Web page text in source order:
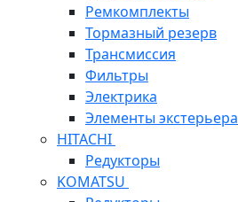
Ремкомплекты
Тормазный резерв
Трансмиссия
Фильтры
Электрика
Элементы экстерьера
HITACHI
Редукторы
KOMATSU